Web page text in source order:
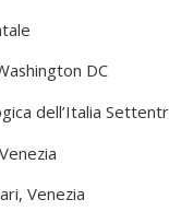
DC
dell’Italia
Venezia